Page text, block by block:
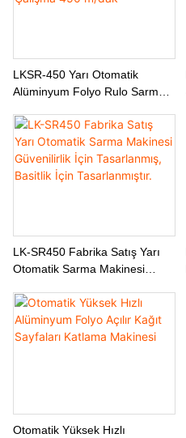
LKSR-450 Yarı Otomatik
Alüminyum Folyo Rulo Sarma
Çalışma 450 M/dak
LK-SR450 Fabrika Satış Yarı
Otomatik Sarma Makinesi
Basitlik İçin Tasarlanmıştır.
Otomatik Yüksek Hızlı